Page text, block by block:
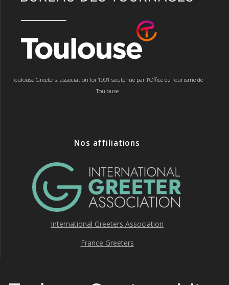
Toulouse Greeters, association loi 1901 soutenue par l’Office de Tourisme de
Toulouse
Nos affiliations
International Greeters Association
France Greeters